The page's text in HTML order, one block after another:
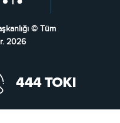
© Tüm
2026